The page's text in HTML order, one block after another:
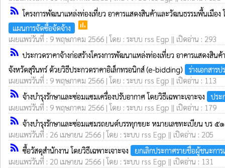
rss_feed โครงการพัฒนาแหล่งท่องเที่ยว อาคารแสดงสินค้าและวัฒนธรรมพื้นเมือ
แผนการจัดซื้อจัดจ้าง
poll
เผยแพร่วันที่ : 9 พฤษภาคม 2566 | โดย : ระบบ rss Egp || เปิดอ่าน : 293
rss_feed ประกวดราคาจ้างก่อสร้างโครงการพัฒนาแหล่งท่องเที่ยว อาคารแสดงสิ
จังหวัดสุรินทร์ ด้วยวิธีประกวดราคาอิเล็กทรอนิกส์ (e-bidding)
ร่างเอกสาร
เผยแพร่วันที่ : 9 พฤษภาคม 2566 | โดย : ระบบ rss Egp || เปิดอ่าน : 113
rss_feed จ้างบำรุงรักษาและซ่อมแซมเครื่องปรับอากาศ โดยวิธีเฉพาะเจาะจง
ประ
เผยแพร่วันที่ : 9 พฤษภาคม 2566 | โดย : ระบบ rss Egp || เปิดอ่าน : 179
rss_feed จ้างบำรุงรักษาและซ่อมแซมรถยนต์บรรทุกขยะ หมายเลขทะเบียน บร ๕
เผยแพร่วันที่ : 26 เมษายน 2566 | โดย : ระบบ rss Egp || เปิดอ่าน : 205
rss_feed ซื้อวัสดุสำนักงาน โดยวิธีเฉพาะเจาะจง
ยกเลิกประกาศรายชื่อผู้ชนะการ
เผยแพร่วันที่ : 20 เมษายน 2566 | โดย : ระบบ rss Egp || เปิดอ่าน : 131